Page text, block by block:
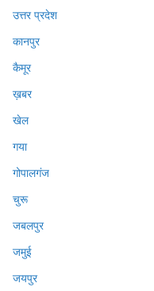
उत्तर प्रदेश
कानपुर
कैमूर
ख़बर
खेल
गया
गोपालगंज
चुरू
जबलपुर
जमुई
जयपुर